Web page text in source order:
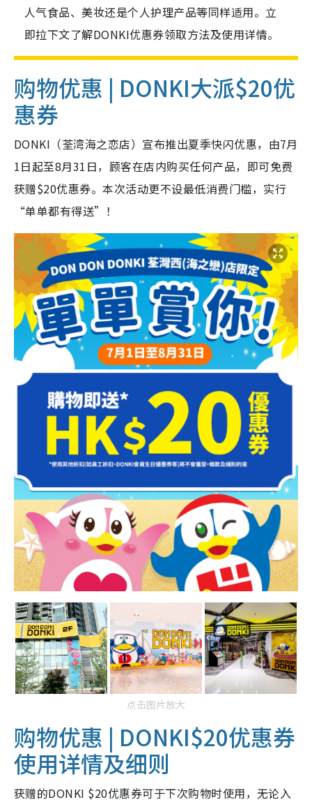
人气食品、美妆还是个人护理产品等同样适用。立
即拉下文了解DONKI优惠券领取方法及使用详情。
购物优惠 | DONKI大派$20优
惠券
DONKI（荃湾海之恋店）宣布推出夏季快闪优惠，由7月
1日起至8月31日，顾客在店内购买任何产品，即可免费
获赠$20优惠券。本次活动更不设最低消费门槛，实行
“单单都有得送”！
点击图片放大
购物优惠 | DONKI$20优惠券
使用详情及细则
获赠的DONKI $20优惠券可于下次购物时使用，无论入